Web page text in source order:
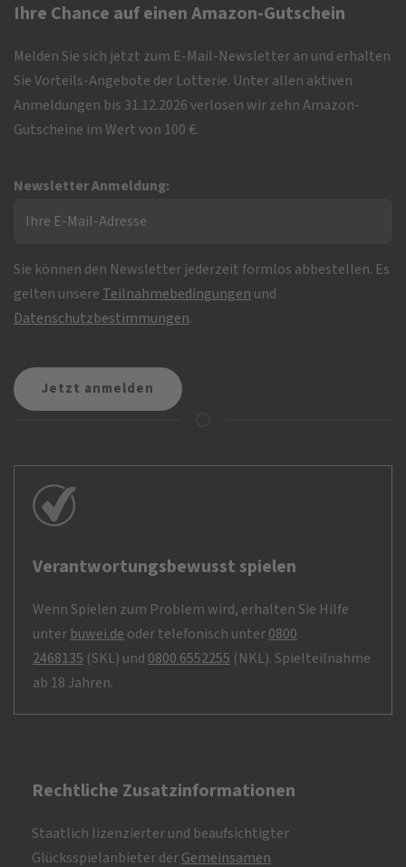
Ihre Chance auf einen Amazon-Gutschein
Melden Sie sich jetzt zum E-Mail-Newsletter an und erhalten
Sie Vorteils-Angebote der Lotterie. Unter allen aktiven
Anmeldungen bis 31.12.2026 verlosen wir zehn Amazon-
Gutscheine im Wert von 100 €.
Newsletter Anmeldung:
Sie können den Newsletter jederzeit formlos abbestellen. Es
gelten unsere Teilnahmebedingungen und
Datenschutzbestimmungen.
Verantwortungsbewusst spielen
Wenn Spielen zum Problem wird, erhalten Sie Hilfe
unter buwei.de oder telefonisch unter0800
2468135 (SKL) und 0800 6552255 (NKL). Spielteilnahme
ab 18 Jahren.
Rechtliche Zusatzinformationen
Staatlich lizenzierter und beaufsichtigter
Glücksspielanbieter derGemeinsamen